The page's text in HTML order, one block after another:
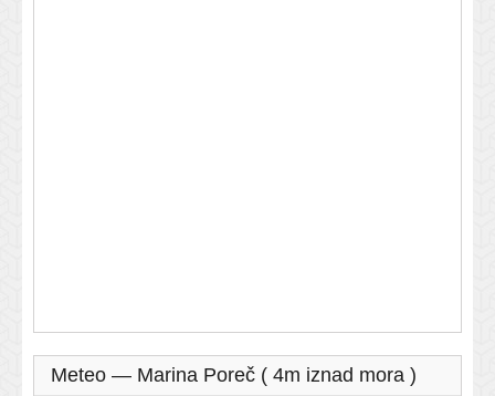
Meteo — Marina Poreč ( 4m iznad mora )